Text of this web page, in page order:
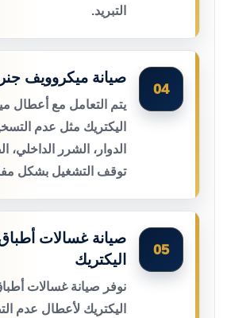
التبريد.
04
صيانة ميكروويف
يتم التعامل مع أعطال
اليكتريك مثل عدم
الدوار، الشرر الداخلي،
توقف التشغيل بشكل
05
صيانة غسالات
اليكتريك
نوفر صيانة غسالات
اليكتريك لأعطال عدم